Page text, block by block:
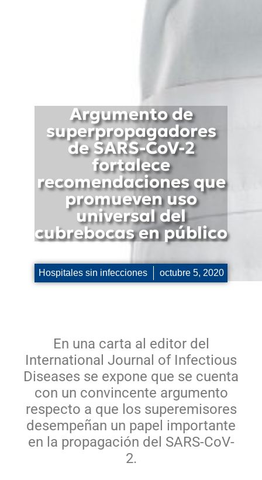
Argumento de
superpropagadores
de SARS-CoV-2
fortalece
recomendaciones que
promueven uso
universal del
cubrebocas en público
Hospitales sin infecciones octubre 5, 2020
En una carta al editor del
International Journal of Infectious
Diseases se expone que se cuenta
con un convincente argumento
respecto a que los superemisores
desempeñan un papel importante
en la propagación del SARS-CoV-
2.